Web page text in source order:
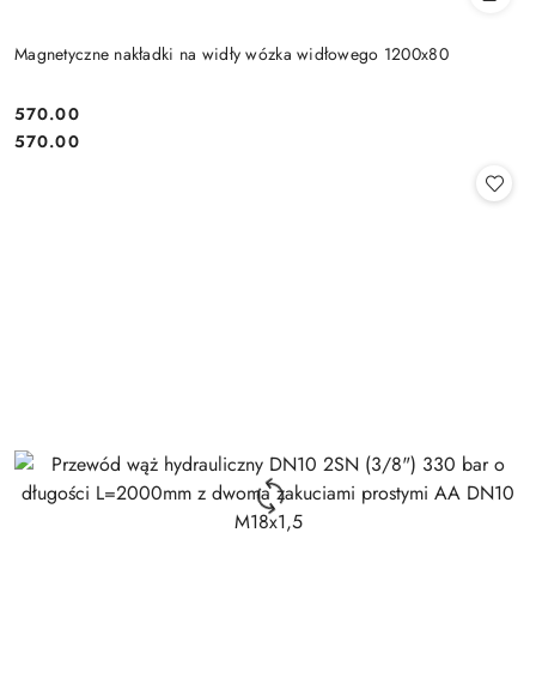
Magnetyczne nakładki na widły wózka widłowego 1200x80
Cena:
570.00
Cena:
570.00